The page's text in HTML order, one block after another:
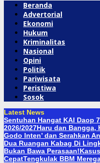
Beranda
Advertorial
Ekonomi
Hukum
Kriminalitas
Nasional
Opini
Politik
Pariwisata
Peristiwa
Sosok
Latest News
Sentuhan Hangat KAI Daop
2026/2027Haru dan Bangga,
Godo Inten’ dan Serahkan
Dua Ruangan Kabag Di
Bukan Bawa Perasaan!
CepatTengkulak BBM